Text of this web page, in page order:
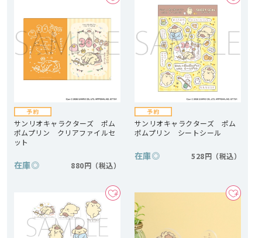
サンリオキャラクターズ ポム
ポムプリン クリアファイルセ
ット
在庫◎ 880円
サンリオキャラクターズ ポム
ポムプリン シートシール
在庫◎ 528円